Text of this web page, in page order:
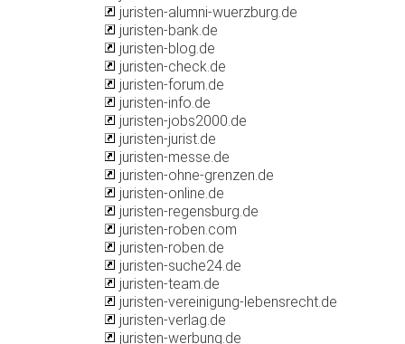
juristen-alumni-wuerzburg.de
juristen-bank.de
juristen-blog.de
juristen-check.de
juristen-forum.de
juristen-info.de
juristen-jobs2000.de
juristen-jurist.de
juristen-messe.de
juristen-ohne-grenzen.de
juristen-online.de
juristen-regensburg.de
juristen-roben.com
juristen-roben.de
juristen-suche24.de
juristen-team.de
juristen-vereinigung-lebensrecht.de
juristen-verlag.de
juristen-werbung.de